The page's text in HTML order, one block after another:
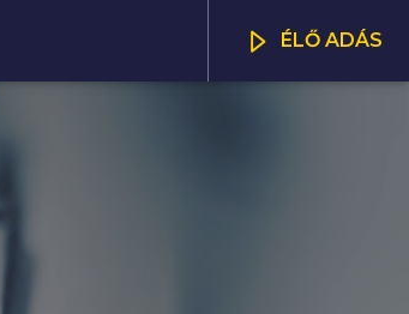
ÉLŐ ADÁS